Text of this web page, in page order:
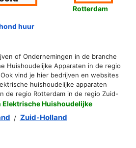
huur
Rotterdam
of Ondernemingen in de branche
Huishoudelijke Apparaten in de regio
vind je hier bedrijven en websites
huishoudelijke apparaten
de regio Rotterdam in de regio Zuid-
Elektrische Huishoudelijke
/ Zuid-Holland